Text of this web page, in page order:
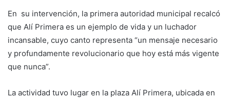
En su intervención, la primera autoridad municipal recalcó
que Alí Primera es un ejemplo de vida y un luchador
incansable, cuyo canto representa “un mensaje necesario
y profundamente revolucionario que hoy está más vigente
que nunca”.
La actividad tuvo lugar en la plaza Alí Primera, ubicada en